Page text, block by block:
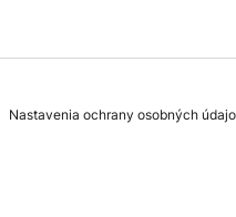
Nastavenia ochrany osobných